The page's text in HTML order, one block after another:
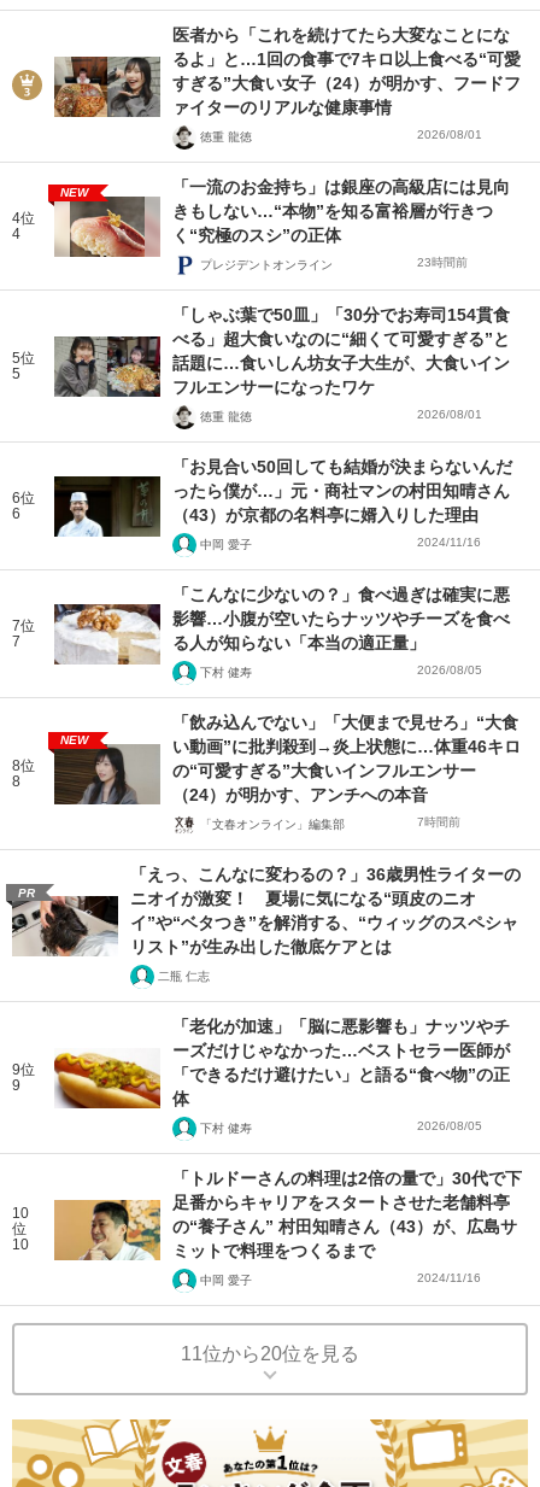
医者から「これを続けてたら大変なことにな
るよ」と…1回の食事で7キロ以上食べる“可愛
すぎる”大食い女子（24）が明かす、フードフ
ァイターのリアルな健康事情
徳重 龍徳 2026/08/01
4位
4
NEW
「一流のお金持ち」は銀座の高級店には見向
きもしない…“本物”を知る富裕層が行きつ
く“究極のスシ”の正体
プレジデントオンライン 23時間前
5位
5
「しゃぶ葉で50皿」「30分でお寿司154貫食
べる」超大食いなのに“細くて可愛すぎる”と
話題に…食いしん坊女子大生が、大食いイン
フルエンサーになったワケ
徳重 龍徳 2026/08/01
6位
6
「お見合い50回しても結婚が決まらないんだ
ったら僕が…」元・商社マンの村田知晴さん
（43）が京都の名料亭に婿入りした理由
中岡 愛子 2024/11/16
7位
7
「こんなに少ないの？」食べ過ぎは確実に悪
影響…小腹が空いたらナッツやチーズを食べ
る人が知らない「本当の適正量」
下村 健寿 2026/08/05
8位
8
NEW
「飲み込んでない」「大便まで見せろ」“大食
い動画”に批判殺到→炎上状態に…体重46キロ
の“可愛すぎる”大食いインフルエンサー
（24）が明かす、アンチへの本音
「文春オンライン」編集部 7時間前
PR
「えっ、こんなに変わるの？」36歳男性ライターの
ニオイが激変！ 夏場に気になる“頭皮のニオ
イ”や“ベタつき”を解消する、“ウィッグのスペシャ
リスト”が生み出した徹底ケアとは
二瓶 仁志
9位
9
「老化が加速」「脳に悪影響も」ナッツやチ
ーズだけじゃなかった…ベストセラー医師が
「できるだけ避けたい」と語る“食べ物”の正
体
下村 健寿 2026/08/05
10
位
10
「トルドーさんの料理は2倍の量で」30代で下
足番からキャリアをスタートさせた老舗料亭
の“養子さん” 村田知晴さん（43）が、広島サ
ミットで料理をつくるまで
中岡 愛子 2024/11/16
11位から20位を見る